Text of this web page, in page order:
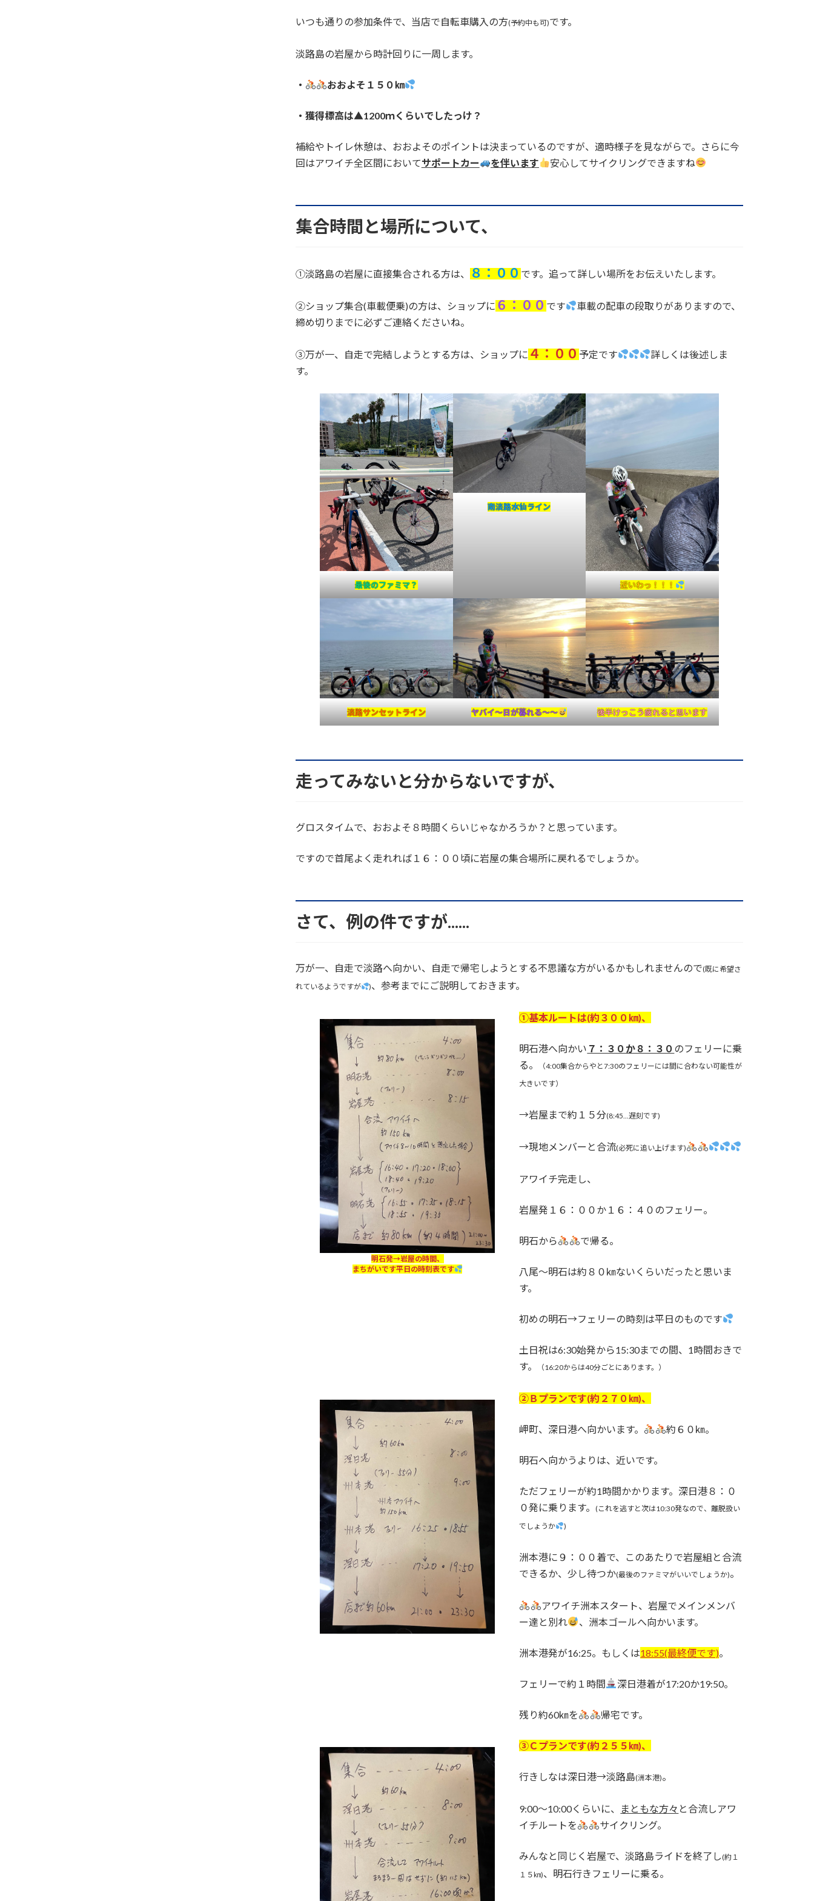
いつも通りの参加条件で、当店で自転車購入の方(予約中も可)です。
淡路島の岩屋から時計回りに一周します。
・ おおよそ１５０㎞
・獲得標高は▲1200ｍくらいでしたっけ？
補給やトイレ休憩は、おおよそのポイントは決まっているのですが、適時様子を見ながらで。さらに今
回はアワイチ全区間においてサポートカー を伴います 安心してサイクリングできますね
集合時間と場所について、
①淡路島の岩屋に直接集合される方は、 ８：００です。追って詳しい場所をお伝えいたします。
②ショップ集合(車載便乗)の方は、ショップに６：００です
車載の配車の段取りがありますので、
締め切りまでに必ずご連絡くださいね。
③万が一、自走で完結しようとする方は、ショップに４：００予定です
詳しくは後述しま
す。
最後のファミマ？
南淡路水仙ライン
近いわっ！！！
淡路サンセットライン ヤバイ～日が暮れる～～ 後半けっこう疲れると思います
走ってみないと分からないですが、
グロスタイムで、おおよそ８時間くらいじゃなかろうか？と思っています。
ですので首尾よく走れれば１６：００頃に岩屋の集合場所に戻れるでしょうか。
さて、例の件ですが......
万が一、自走で淡路へ向かい、自走で帰宅しようとする不思議な方がいるかもしれませんので(既に希望さ
れているようですが
)、参考までにご説明しておきます。
明石発→岩屋の時間、
まちがいです平日の時刻表です
①基本ルートは(約３００㎞)、
明石港へ向かい ７：３０か８：３０ のフェリーに乗
る。
（4:00集合からやと7:30のフェリーには間に合わない可能性が
大きいです）
→岩屋まで約１５分(8:45...遅刻です)
→現地メンバーと合流(必死に追い上げます)
アワイチ完走し、
岩屋発１６：００か１６：４０のフェリー。
明石から で帰る。
八尾～明石は約８０㎞ないくらいだったと思いま
す。
初めの明石→フェリーの時刻は平日のものです
土日祝は6:30始発から15:30までの間、1時間おきで
す。
（16:20からは40分ごとにあります。）
②Ｂプランです(約２７０㎞)、
岬町、深日港へ向かいます。 約６０㎞。
明石へ向かうよりは、近いです。
ただフェリーが約1時間かかります。深日港８：０
０発に乗ります。(これを逃すと次は10:30発なので、離脱扱い
でしょうか
)
洲本港に９：００着で、このあたりで岩屋組と合流
できるか、少し待つか(最後のファミマがいいでしょうか)。
アワイチ洲本スタート、岩屋でメインメンバ
ー達と別れ
、洲本ゴールへ向かいます。
洲本港発が16:25。もしくは18:55(最終便です)。
フェリーで約１時間 深日港着が17:20か19:50。
残り約60㎞を 帰宅です。
③Ｃプランです(約２５５㎞)、
行きしなは深日港→淡路島(洲本港)。
9:00～10:00くらいに、 まともな方々 と合流しアワ
イチルートを
サイクリング。
みんなと同じく岩屋で、淡路島ライドを終了し(約１
１５㎞)、明石行きフェリーに乗る。